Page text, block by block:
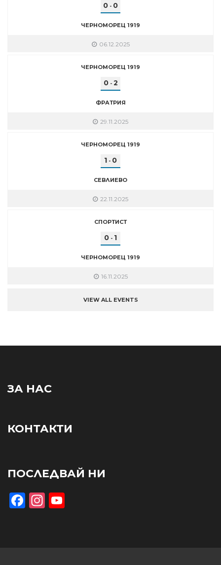
0 - 0
ЧЕРНОМОРЕЦ 1919
06.12.2025
ЧЕРНОМОРЕЦ 1919
0- 2
ФРАТРИЯ
29.11.2025
ЧЕРНОМОРЕЦ 1919
1 - 0
СЕВЛИЕВО
22.11.2025
СПОРТИСТ
0 - 1
ЧЕРНОМОРЕЦ 1919
16.11.2025
VIEW ALL EVENTS
ЗА НАС
КОНТАКТИ
ПОСЛЕДВАЙ НИ
Facebook
Instagram